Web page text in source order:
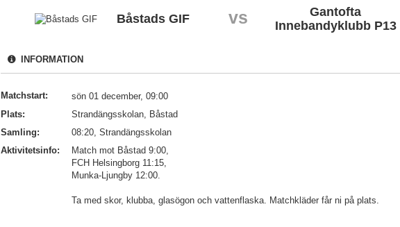
Båstads GIF vs
Gantofta
Innebandyklubb P13
INFORMATION
Matchstart:
sön 01 december, 09:00
Plats:
Strandängsskolan, Båstad
Samling:
08:20, Strandängsskolan
Aktivitetsinfo:
Match mot Båstad 9:00,
FCH Helsingborg 11:15,
Munka-Ljungby 12:00.
Ta med skor, klubba, glasögon och vattenflaska. Matchkläder får ni på plats.